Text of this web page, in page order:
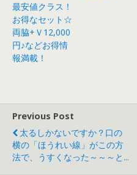
最安値クラス！
お得なセット☆
両脇+Ｖ12,000
円♪などお得情
報満載！
Previous Post
太るしかないですか？口の
横の「ほうれい線」がこの方
法で、うすくなった～～～と...